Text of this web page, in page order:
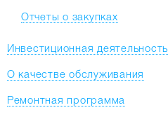
Отчеты о закупках
Инвестиционная деятельность
О качестве обслуживания
Ремонтная программа